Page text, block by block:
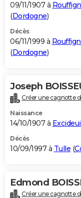
09/11/1907 à
(Dordogne)
Décès
06/11/1999 à
(Dordogne)
Joseph
Créer une cagnotte
Naissance
14/10/1907 à
Décès
10/09/1997 à Tulle (
Edmond
Créer une cagnotte